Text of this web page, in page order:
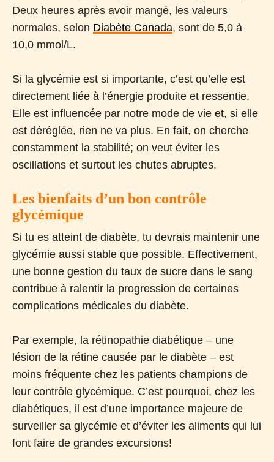
Deux heures après avoir mangé, les valeurs
normales, selon Diabète Canada, sont de 5,0 à
10,0 mmol/L.
Si la glycémie est si importante, c’est qu’elle est
directement liée à l’énergie produite et ressentie.
Elle est influencée par notre mode de vie et, si elle
est déréglée, rien ne va plus. En fait, on cherche
constamment la stabilité; on veut éviter les
oscillations et surtout les chutes abruptes.
Les bienfaits d’un bon contrôle
glycémique
Si tu es atteint de diabète, tu devrais maintenir une
glycémie aussi stable que possible. Effectivement,
une bonne gestion du taux de sucre dans le sang
contribue à ralentir la progression de certaines
complications médicales du diabète.
Par exemple, la rétinopathie diabétique – une
lésion de la rétine causée par le diabète – est
moins fréquente chez les patients champions de
leur contrôle glycémique. C’est pourquoi, chez les
diabétiques, il est d’une importance majeure de
surveiller sa glycémie et d’éviter les aliments qui lui
font faire de grandes excursions!